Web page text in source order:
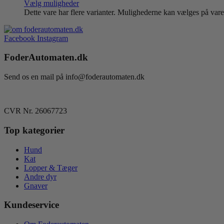
Vælg muligheder
Dette vare har flere varianter. Mulighederne kan vælges på
Facebook Instagram
FoderAutomaten.dk
Send os en mail på info@foderautomaten.dk
CVR Nr. 26067723
Top kategorier
Hund
Kat
Lopper & Tæger
Andre dyr
Gnaver
Kundeservice